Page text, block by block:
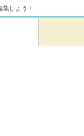
集しよう！